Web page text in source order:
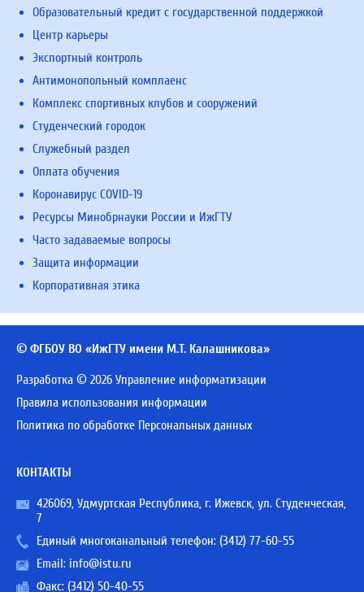
Образовательный кредит с государственной поддержкой
Центр карьеры
Экспортный контроль
Антимонопольный комплаенс
Комплекс спортивных клубов и сооружений
Студенческий городок
Служебный раздел
Оплата обучения
Коронавирус COVID-19
Ресурсы Минобрнауки России и ИжГТУ
Часто задаваемые вопросы
Защита информации
Корпоративная этика
© ФГБОУ ВО «ИжГТУ имени М.Т. Калашникова»
Разработка © 2026 Управление информатизации
Правила использования информации
Политика по обработке Персональных данных
КОНТАКТЫ
426069, Удмуртская Республика, г. Ижевск, ул. Студенческая,
7
Единый многоканальный телефон: (3412) 77-60-55
Email: info@istu.ru
Факс: (3412) 50-40-55